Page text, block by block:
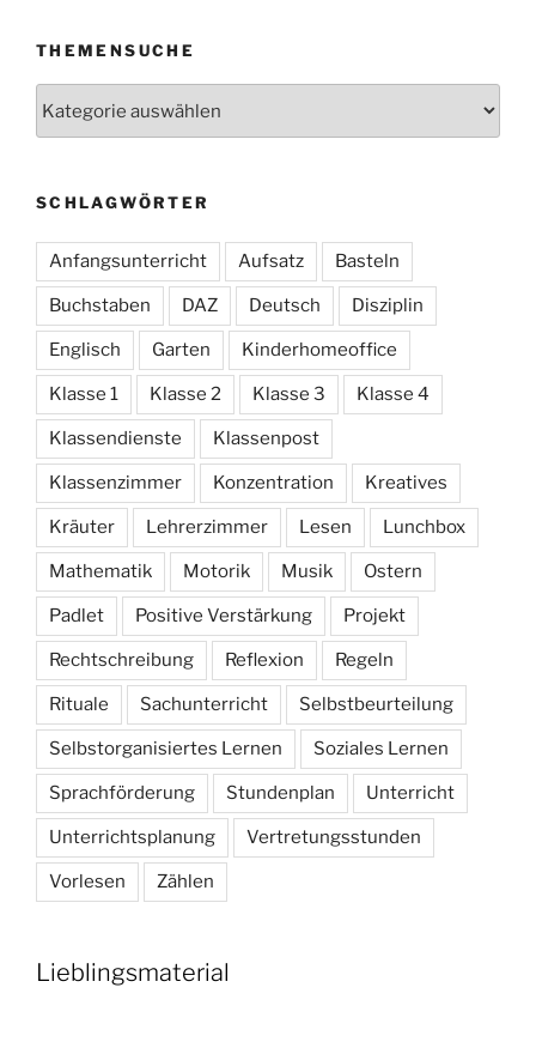
THEMENSUCHE
SCHLAGWÖRTER
Anfangsunterricht Aufsatz Basteln
Buchstaben DAZ Deutsch Disziplin
Englisch Garten Kinderhomeoffice
Klasse 1 Klasse 2 Klasse 3 Klasse 4
Klassendienste Klassenpost
Klassenzimmer Konzentration Kreatives
Kräuter Lehrerzimmer Lesen Lunchbox
Mathematik Motorik Musik Ostern
Padlet Positive Verstärkung Projekt
Rechtschreibung Reflexion Regeln
Rituale Sachunterricht Selbstbeurteilung
Selbstorganisiertes Lernen Soziales Lernen
Sprachförderung Stundenplan Unterricht
Unterrichtsplanung Vertretungsstunden
Vorlesen Zählen
Lieblingsmaterial